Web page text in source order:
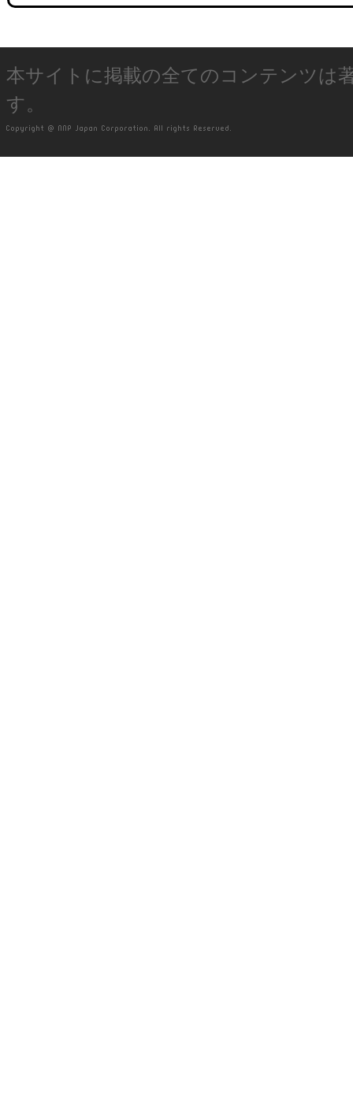
本サイトに掲載の全てのコンテンツは
す。